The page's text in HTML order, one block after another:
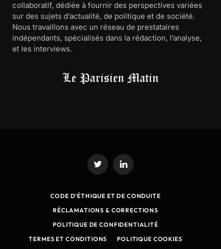
collaboratif, dédiée à fournir des perspectives variées
sur des sujets d’actualité, de politique et de société.
Nous travaillons avec un réseau de prestataires
indépendants, spécialisés dans la rédaction, l’analyse,
et les interviews.
Twitter LinkedIn
CODE D’ÉTHIQUE ET DE CONDUITE
RÉCLAMATIONS & CORRECTIONS
POLITIQUE DE CONFIDENTIALITÉ
TERMES ET CONDITIONS
POLITIQUE COOKIES